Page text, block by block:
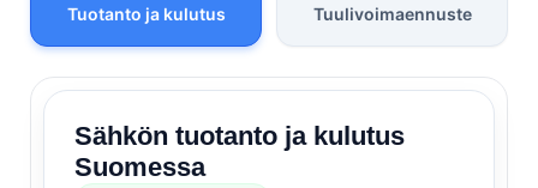
Tuotanto ja kulutus Tuulivoimaennuste
Sähkön tuotanto ja kulutus
Suomessa